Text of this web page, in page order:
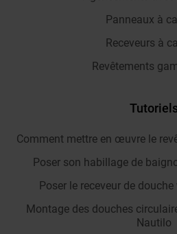
Panneaux à
Receveurs à
Revêtements
Comment mettre en œuvre le
Poser son habillage de
Poser le receveur de
Montage des douches
Nautilo